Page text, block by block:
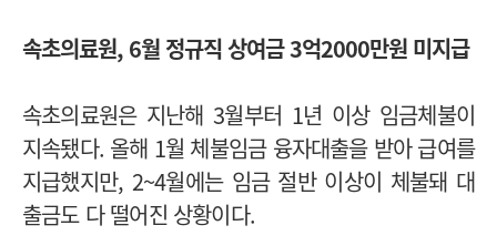
속초의료원, 6월 정규직 상여금 3억2000만원 미지급
속초의료원은 지난해 3월부터 1년 이상 임금체불이
지속됐다. 올해 1월 체불임금 융자대출을 받아 급여를
지급했지만, 2~4월에는 임금 절반 이상이 체불돼 대
출금도 다 떨어진 상황이다.